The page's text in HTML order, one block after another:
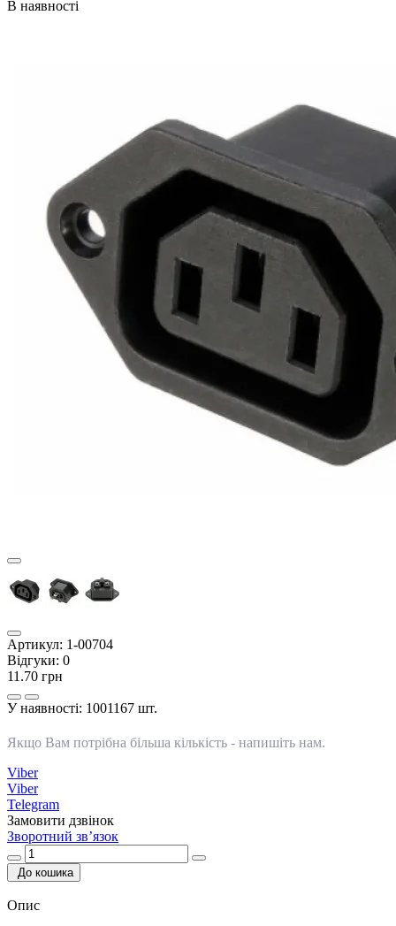
В наявності
Артикул: 1-00704
Відгуки: 0
11.70 грн
У наявності: 1001167 шт.
Якщо Вам потрібна більша кількість - напишіть нам.
Viber
Viber
Telegram
Замовити дзвінок
Зворотний зв’язок
До кошика
Опис